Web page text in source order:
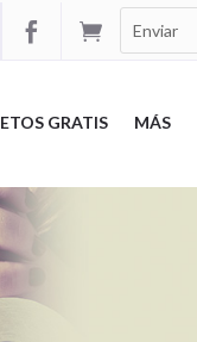


GRATIS MÁS